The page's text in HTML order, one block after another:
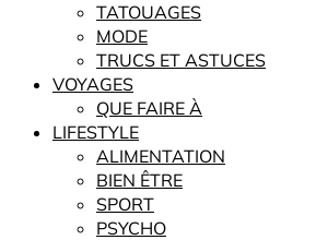
TATOUAGES
MODE
TRUCS ET ASTUCES
VOYAGES
QUE FAIRE À
LIFESTYLE
ALIMENTATION
BIEN ÊTRE
SPORT
PSYCHO